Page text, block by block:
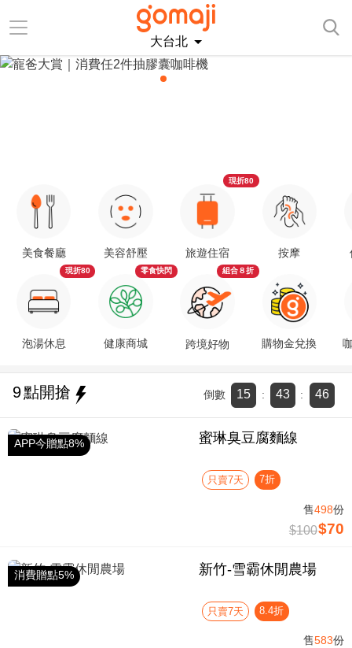
大台北
美食餐廳
泡湯休息
現折80
美容舒壓
健康商城
零食快閃
旅遊住宿
現折80
跨境好物
組合８折
按摩
購物金兌換
9點開搶 倒數 15 : 43 : 45
APP今贈點8% 蜜琳臭豆腐麵線
只賣7天 7折
售498份
$100$70
消費贈點5% 新竹-雪霸休閒農場
只賣7天 8.4折
售583份